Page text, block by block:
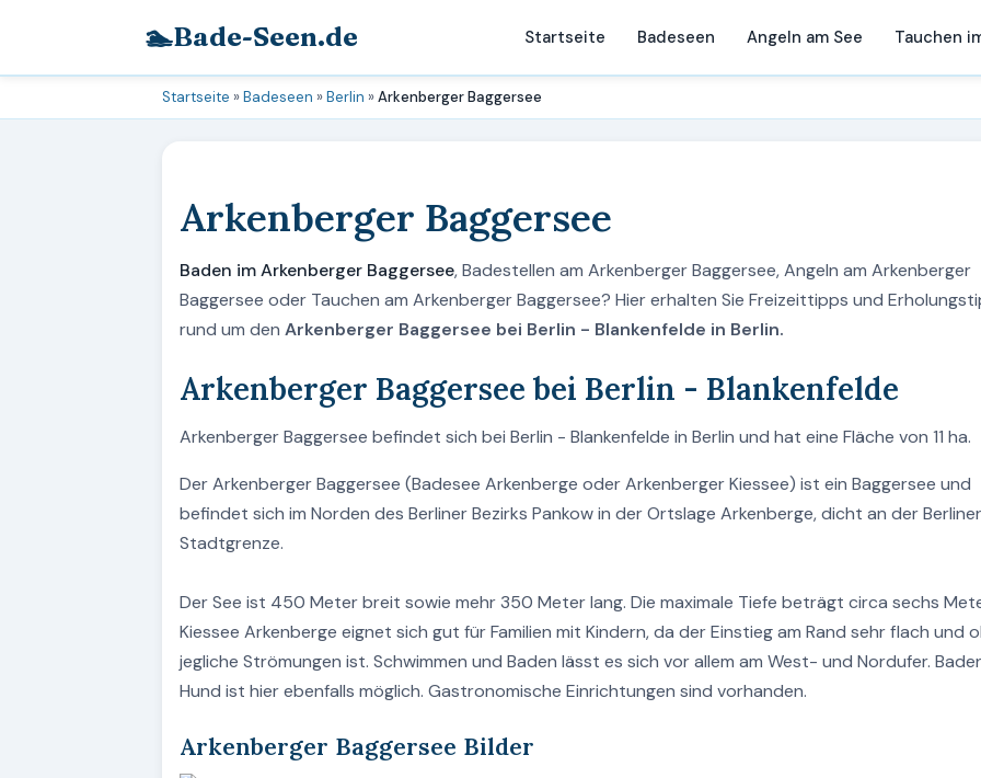
🏊Bade-Seen.de Startseite Badeseen Angeln am See Tauchen
Startseite »Badeseen »Berlin »Arkenberger Baggersee
Arkenberger Baggersee
Baden im Arkenberger Baggersee, Badestellen am Arkenberger Baggersee, Angeln am Arkenberger
Baggersee oder Tauchen am Arkenberger Baggersee? Hier erhalten Sie Freizeittipps und
rund um den Arkenberger Baggersee bei Berlin - Blankenfelde in Berlin.
Arkenberger Baggersee bei Berlin - Blankenfelde
Arkenberger Baggersee befindet sich bei Berlin - Blankenfelde in Berlin und hat eine Fläche von 11 ha.
Der Arkenberger Baggersee (Badesee Arkenberge oder Arkenberger Kiessee) ist ein Baggersee und
befindet sich im Norden des Berliner Bezirks Pankow in der Ortslage Arkenberge, dicht an der Berliner
Stadtgrenze.
Der See ist 450 Meter breit sowie mehr 350 Meter lang. Die maximale Tiefe beträgt circa sechs
Kiessee Arkenberge eignet sich gut für Familien mit Kindern, da der Einstieg am Rand sehr flach und
jegliche Strömungen ist. Schwimmen und Baden lässt es sich vor allem am West- und Nordufer.
Hund ist hier ebenfalls möglich. Gastronomische Einrichtungen sind vorhanden.
Arkenberger Baggersee Bilder